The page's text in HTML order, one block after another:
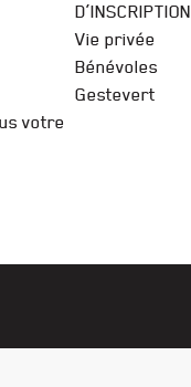
D’INSCRIPTION
Vie privée
Bénévoles
Gestevert
votre